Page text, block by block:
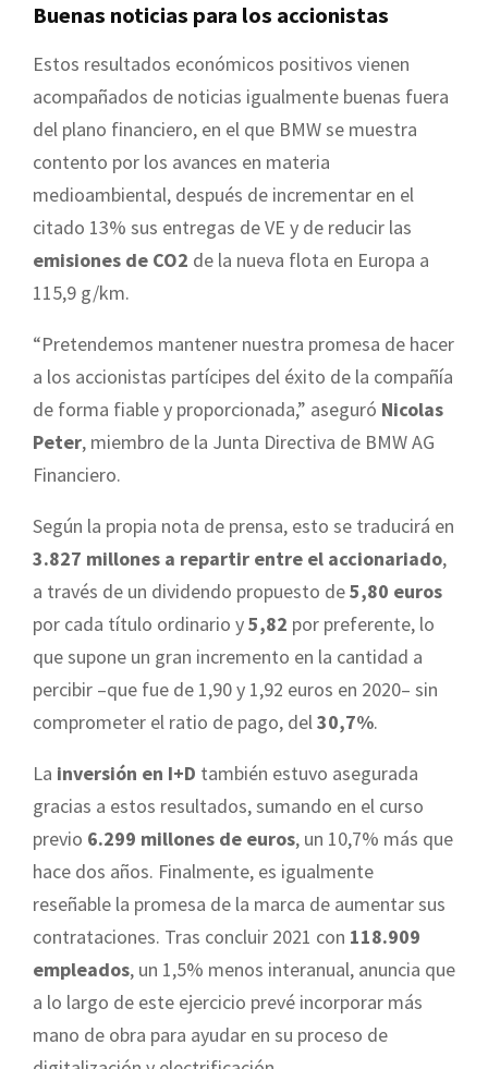
Buenas noticias para los accionistas
Estos resultados económicos positivos vienen
acompañados de noticias igualmente buenas fuera
del plano financiero, en el que BMW se muestra
contento por los avances en materia
medioambiental, después de incrementar en el
citado 13% sus entregas de VE y de reducir las
emisiones de CO2 de la nueva flota en Europa a
115,9 g/km.
“Pretendemos mantener nuestra promesa de hacer
a los accionistas partícipes del éxito de la compañía
de forma fiable y proporcionada,” aseguró Nicolas
Peter, miembro de la Junta Directiva de BMW AG
Financiero.
Según la propia nota de prensa, esto se traducirá en
3.827 millones a repartir entre el accionariado,
a través de un dividendo propuesto de5,80 euros
por cada título ordinario y5,82 por preferente, lo
que supone un gran incremento en la cantidad a
percibir –que fue de 1,90 y 1,92 euros en 2020– sin
comprometer el ratio de pago, del30,7%.
La inversión en I+D también estuvo asegurada
gracias a estos resultados, sumando en el curso
previo 6.299 millones de euros, un 10,7% más que
hace dos años. Finalmente, es igualmente
reseñable la promesa de la marca de aumentar sus
contrataciones. Tras concluir 2021 con 118.909
empleados, un 1,5% menos interanual, anuncia que
a lo largo de este ejercicio prevé incorporar más
mano de obra para ayudar en su proceso de